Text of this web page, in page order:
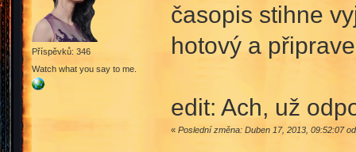
Příspěvků: 346
Watch what you say to me.
časopis stihne
hotový a
edit: Ach, už
« Poslední změna: Duben 17, 2013, 09:52:07